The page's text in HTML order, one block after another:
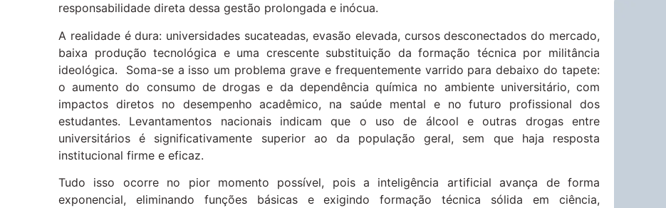
responsabilidade direta dessa gestão prolongada e inócua.
A realidade é dura: universidades sucateadas, evasão elevada, cursos desconectados do mercado,
baixa produção tecnológica e uma crescente substituição da formação técnica por militância
ideológica. Soma-se a isso um problema grave e frequentemente varrido para debaixo do tapete:
o aumento do consumo de drogas e da dependência química no ambiente universitário, com
impactos diretos no desempenho acadêmico, na saúde mental e no futuro profissional dos
estudantes. Levantamentos nacionais indicam que o uso de álcool e outras drogas entre
universitários é significativamente superior ao da população geral, sem que haja resposta
institucional firme e eficaz.
Tudo isso ocorre no pior momento possível, pois a inteligência artificial avança de forma
exponencial, eliminando funções básicas e exigindo formação técnica sólida em ciência,